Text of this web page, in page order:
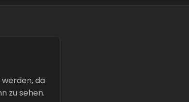
da
zu sehen.